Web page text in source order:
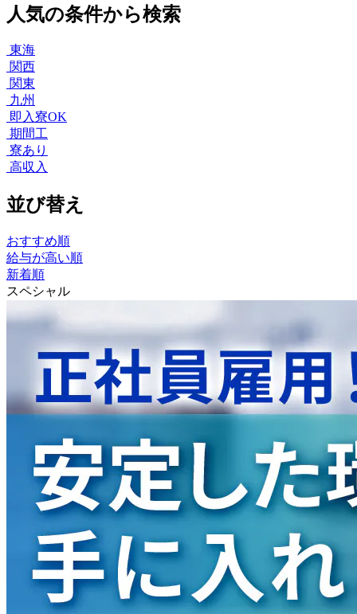
人気の条件から検索
東海
関西
関東
九州
即入寮OK
期間工
寮あり
高収入
並び替え
おすすめ順
給与が高い順
新着順
スペシャル